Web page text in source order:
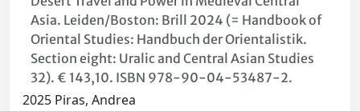
Asia. Leiden/Boston: Brill 2024 (= Handbook of
Oriental Studies: Handbuch der Orientalistik.
Section eight: Uralic and Central Asian Studies
32). € 143,10. ISBN 978-90-04-53487-2.
2025 Piras, Andrea